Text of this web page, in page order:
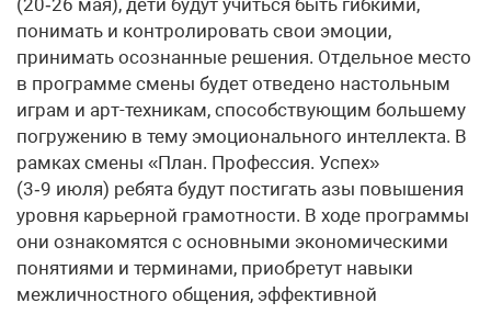
(20‑26 мая), дети будут учиться быть гибкими,
понимать и контролировать свои эмоции,
принимать осознанные решения. Отдельное место
в программе смены будет отведено настольным
играм и арт-техникам, способствующим большему
погружению в тему эмоционального интеллекта. В
рамках смены «План. Профессия. Успех»
(3‑9 июля) ребята будут постигать азы повышения
уровня карьерной грамотности. В ходе программы
они ознакомятся с основными экономическими
понятиями и терминами, приобретут навыки
межличностного общения, эффективной